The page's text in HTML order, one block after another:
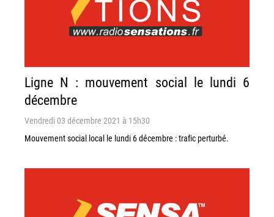
Ligne N : mouvement social le lundi 6
décembre
Vendredi 03 décembre 2021 à 15h30
Mouvement social local le lundi 6 décembre : trafic perturbé.